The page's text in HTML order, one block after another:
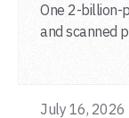
One 2-billion-
and scanned
July 16, 2026